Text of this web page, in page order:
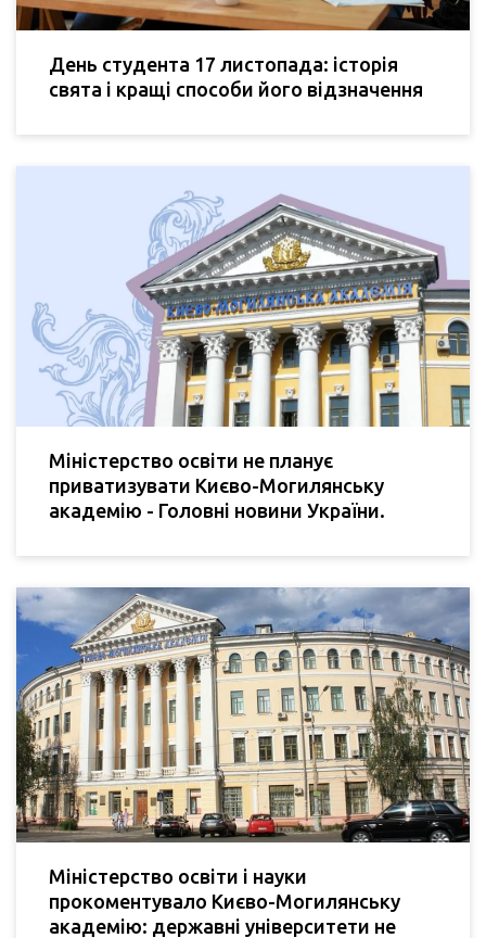
День студента 17 листопада: історія
свята і кращі способи його відзначення
Міністерство освіти не планує
приватизувати Києво-Могилянську
академію - Головні новини України.
Міністерство освіти і науки
прокоментувало Києво-Могилянську
академію: державні університети не